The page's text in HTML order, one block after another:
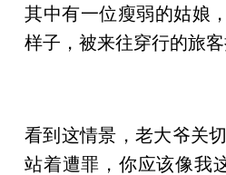
其中有一位瘦弱的姑娘
样子，被来往穿行的旅客
看到这情景，老大爷关
站着遭罪，你应该像我